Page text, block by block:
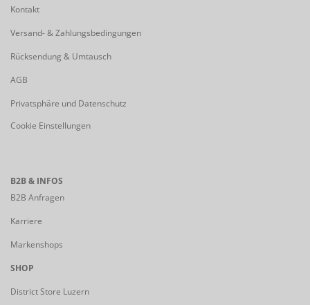
Kontakt
Versand- & Zahlungsbedingungen
Rücksendung & Umtausch
AGB
Privatsphäre und Datenschutz
Cookie Einstellungen
B2B & INFOS
B2B Anfragen
Karriere
Markenshops
SHOP
District Store Luzern